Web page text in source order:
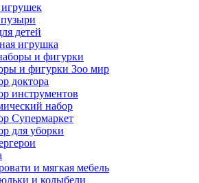
детей
игрушка
и фигурки
и фигурки Зоо мир
доктора
инструментов
набор
Супермаркет
для уборки
и мягкая мебель
и колыбели